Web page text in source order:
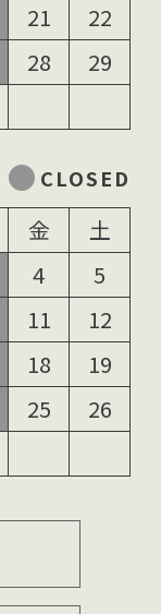
21
22
28
29
金
土
4
5
11
12
18
19
25
26